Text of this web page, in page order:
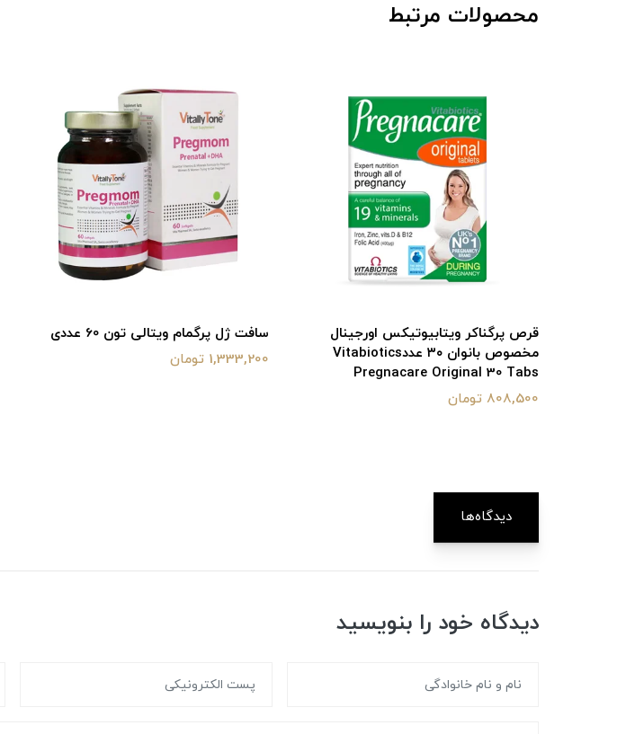
محصولات مرتبط
قرص پرگناکر ویتابیوتیکس اورجینال
مخصوص بانوان ۳۰ عددVitabiotics
Pregnacare Original 30 Tabs
808,500 تومان
سافت ژل پرگمام ویتالی تون 60 عددی
1,333,200 تومان
دیدگاه‌ها
دیدگاه خود را بنویسید